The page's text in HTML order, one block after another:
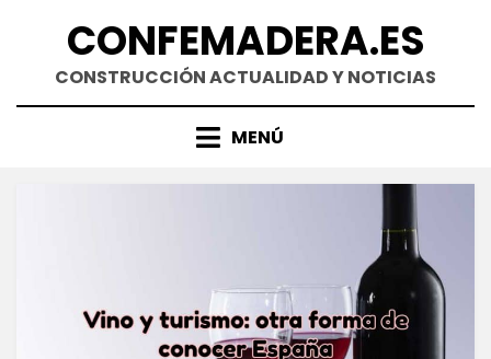
contenidoCONFEMADERA.ES
CONSTRUCCIÓN ACTUALIDAD Y NOTICIAS
MENÚ